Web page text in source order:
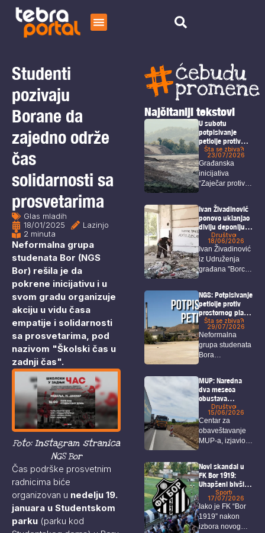
Studenti
pozivaju
Borane da
zajedno održe
čas
solidarnosti sa
prosvetarima
Glas mladih
18/01/2025
Lazinjo
2 minuta
Neformalna grupa
studenata Bor (NGS
Bor) rešila je da
pokrene inicijativu i u
svom gradu organizuje
akciju u vidu časa
empatije i solidarnosti
sa prosvetarima, pod
nazivom "Školski čas u
zadnji čas".
Foto: Instagram stranica
NGS Bor
Čas podrške prosvetnim
radnicima biće
organizovan u nedelju 19.
januara u Studentskom
parku (parku kod
Najčitaniji tekstovi
U subotu
potpisivanje
peticije protiv
potencijalnog
štetnog
rudarenja
nadomak
Zaječara
Šta se zbiva?
23/07/2026
Građanska
inicijativa
“Zaječar protiv
želim da se
selim”...
Ivan Živadinović
ponovo uklanjao
divlju deponiju
koja ugrožava i
zdravlje i
bezbednost
građana Bora
Društvo
18/06/2026
Ivan Živadinović
iz Udruženja
građana "Borci
NGS: Potpisivanje
peticije protiv
prostornog plana
i u Boru!
Šta se zbiva?
29/07/2026
Neformalna
grupa studenata
Bora
nazivom...
MUP: Naredna
dva meseca
obustava
saobraćaja na
deonici Bor –
Selište
Društvo
15/06/2026
Centar za
obaveštavanje
MUP-a, izjavio je
Novi skandal u
FK Bor 1919:
Uhapšeni bivši
predsednik,
sekretar i igrači
Sport
17/07/2026
Iako je FK “Bor
1919” nakon
izbora novog